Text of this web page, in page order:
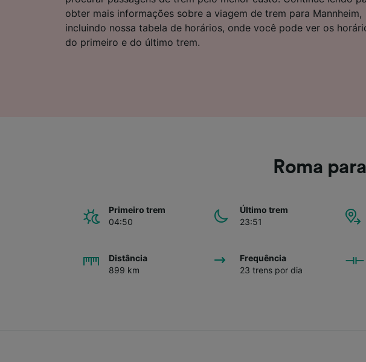
obter mais informações sobre a viagem de trem para Mannheim,
incluindo nossa tabela de horários, onde você pode ver os
do primeiro e do último trem.
Roma
Primeiro trem
04:50
Último trem
23:51
Distância
899 km
Frequência
23 trens por dia
Lista de parceiros